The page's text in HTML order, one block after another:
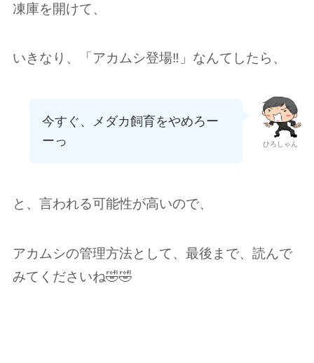
凍庫を開けて、
いきなり、「アカムシ登場‼️」なんてしたら、
ひろしゃん
今すぐ、メダカ飼育をやめろー
ーっ
と、言われる可能性が高いので、
アカムシの管理方法として、最後まで、読んで
みてくださいね🤣🤣